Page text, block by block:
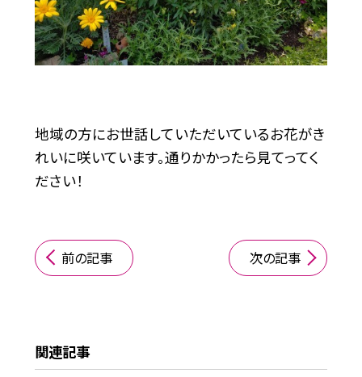
地域の方にお世話していただいているお花がき
れいに咲いています。通りかかったら見てってく
ださい！
前の記事 次の記事
関連記事